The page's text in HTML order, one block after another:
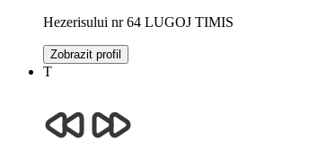
Hezerisului nr 64 LUGOJ TIMIS
Zobrazit profil
T